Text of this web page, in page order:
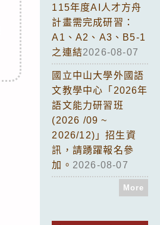
115年度AI人才方舟
計畫需完成研習：
A1、A2、A3、B5-1
之連結2026-08-07
國立中山大學外國語
文教學中心「2026年
語文能力研習班
(2026 /09 ~
2026/12)」招生資
訊，請踴躍報名參
加。 2026-08-07
More